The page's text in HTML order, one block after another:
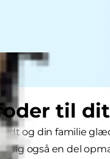
til
og din familie
sig også en del